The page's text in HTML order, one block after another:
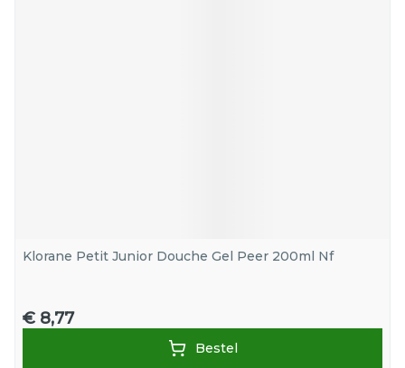
Klorane Petit Junior Douche Gel Peer 200ml Nf
€ 8,77
Bestel